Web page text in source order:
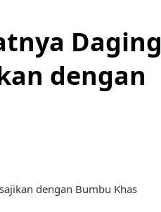
Daging
dengan
dengan Bumbu Khas